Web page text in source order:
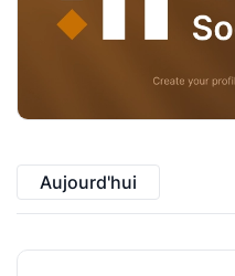
Aujourd'hui